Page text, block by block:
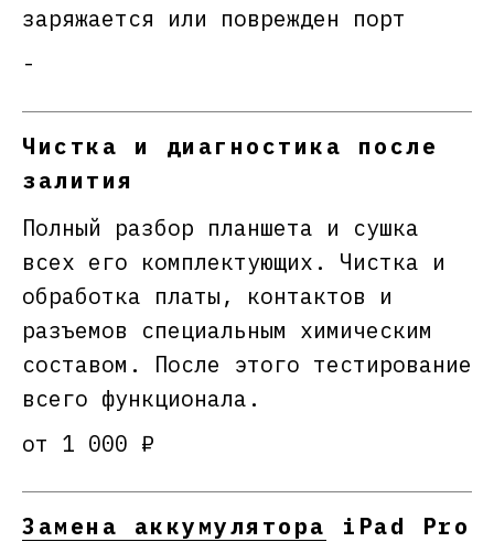
заряжается или поврежден порт
-
Чистка и диагностика после
залития
Полный разбор планшета и сушка
всех его комплектующих. Чистка и
обработка платы, контактов и
разъемов специальным химическим
составом. После этого тестирование
всего функционала.
от 1 000 ₽
Замена аккумулятора iPad Pro